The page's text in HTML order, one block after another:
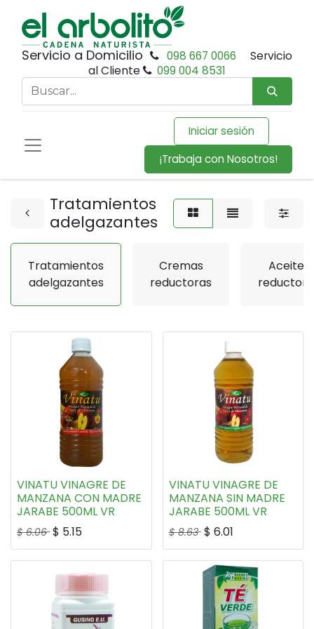
Servicio a Domicilio 098 667 0066
Servicio
al Cliente
099 004 8531
Iniciar sesión
¡Trabaja con Nosotros!
Tratamientos
adelgazantes
Tratamientos
adelgazantes
Cremas
reductoras
Aceites
VINATU VINAGRE DE
MANZANA CON MADRE
JARABE 500ML VR
$6.06 $ 5.15
VINATU VINAGRE DE
MANZANA SIN MADRE
JARABE 500ML VR
$8.63 $ 6.01